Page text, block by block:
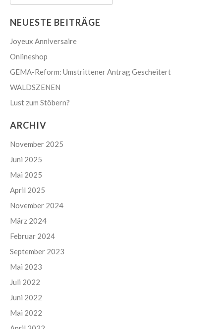
NEUESTE BEITRÄGE
Joyeux Anniversaire
Onlineshop
GEMA-Reform: Umstrittener Antrag Gescheitert
WALDSZENEN
Lust zum Stöbern?
ARCHIV
November 2025
Juni 2025
Mai 2025
April 2025
November 2024
März 2024
Februar 2024
September 2023
Mai 2023
Juli 2022
Juni 2022
Mai 2022